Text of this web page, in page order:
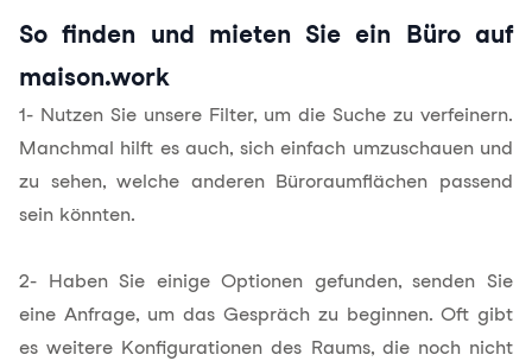
So finden und mieten Sie ein Büro auf
maison.work
1- Nutzen Sie unsere Filter, um die Suche zu verfeinern.
Manchmal hilft es auch, sich einfach umzuschauen und
zu sehen, welche anderen Büroraumflächen passend
sein könnten.
2- Haben Sie einige Optionen gefunden, senden Sie
eine Anfrage, um das Gespräch zu beginnen. Oft gibt
es weitere Konfigurationen des Raums, die noch nicht